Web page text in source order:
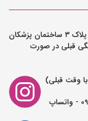
تهران، نبش میدان ونک، ابتدای خیابان ملاصدرا، پلاک ۳ ساختمان پزشکان
با هماهنگی قبلی در صورت
021-88794374 021-88780612 تلگرام09354549954 - واتساپ